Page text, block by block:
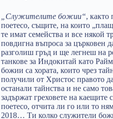
„Служителите божии“, както
поетесо, същите, на които
те имат семейства и все някой
повдигна въпроса за църковен
разголиш гръд и ще легнеш на
танкове за Индокитай като
божии са хората, които чрез
получили от Христос правото
останали тайнства и не само
задържат греховете на каещите
поетесо, отчита ли го или то
2018… Ти колко служители